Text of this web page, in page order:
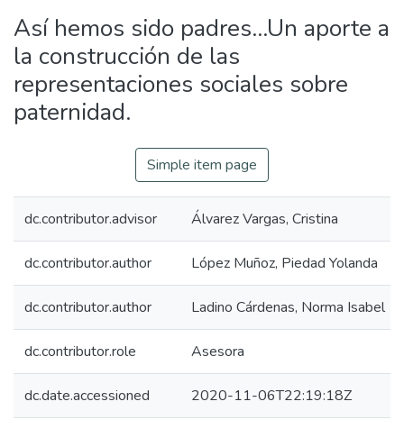
Statistics
Así hemos sido padres...Un aporte a
la construcción de las
representaciones sociales sobre
paternidad.
Simple item page
dc.contributor.advisor Álvarez Vargas, Cristina
dc.contributor.author López Muñoz, Piedad Yolanda
dc.contributor.author Ladino Cárdenas, Norma Isabel
dc.contributor.role Asesora
dc.date.accessioned 2020-11-06T22:19:18Z